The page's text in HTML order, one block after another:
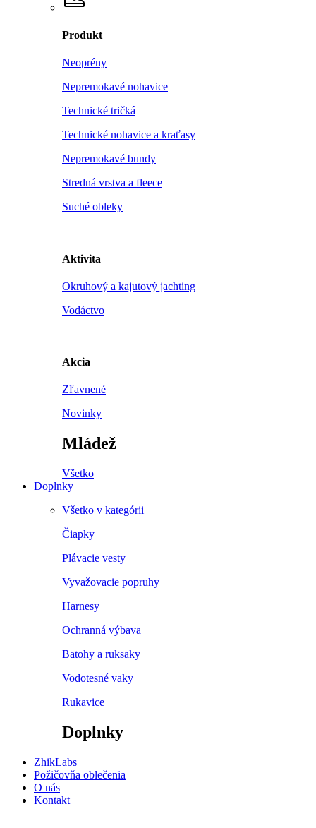
Produkt
Neoprény
Nepremokavé nohavice
Technické tričká
Technické nohavice a kraťasy
Nepremokavé bundy
Stredná vrstva a fleece
Suché obleky
Aktivita
Okruhový a kajutový jachting
Vodáctvo
Akcia
Zľavnené
Novinky
Mládež
Všetko
Doplnky
Všetko v kategórii
Čiapky
Plávacie vesty
Vyvažovacie popruhy
Harnesy
Ochranná výbava
Batohy a ruksaky
Vodotesné vaky
Rukavice
Doplnky
ZhikLabs
Požičovňa oblečenia
O nás
Kontakt